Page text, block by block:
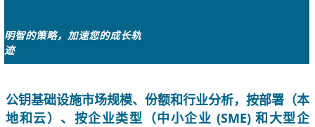
明智的策略，加速您的成长轨
迹
公钥基础设施市场规模、份额和行业分析，按部署（本
地和云）、按企业类型（中小企业 (SME) 和大型企